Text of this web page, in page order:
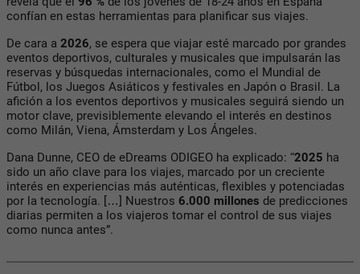
confían en estas herramientas para planificar sus viajes.
De cara a 2026, se espera que viajar esté marcado por grandes
eventos deportivos, culturales y musicales que impulsarán las
reservas y búsquedas internacionales, como el Mundial de
Fútbol, los Juegos Asiáticos y festivales en Japón o Brasil. La
afición a los eventos deportivos y musicales seguirá siendo un
motor clave, previsiblemente elevando el interés en destinos
como Milán, Viena, Ámsterdam y Los Ángeles.
Dana Dunne, CEO de eDreams ODIGEO ha explicado: “2025 ha
sido un año clave para los viajes, marcado por un creciente
interés en experiencias más auténticas, flexibles y potenciadas
por la tecnología. […] Nuestros 6.000 millones de predicciones
diarias permiten a los viajeros tomar el control de sus viajes
como nunca antes”.